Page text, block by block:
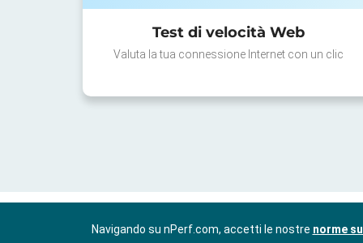
Test di velocità Web
Valuta la tua connessione Internet con un clic
Navigando su nPerf.com, accetti le nostre norme